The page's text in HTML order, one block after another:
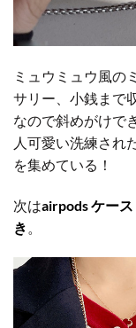
ミュウミュウ風の
サリー、小銭まで
なので斜めがけで
人可愛い洗練され
を集めている！
次はairpods ケー
き